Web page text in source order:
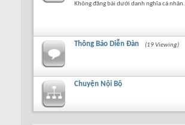
Không đăng bài dưới danh nghĩa cá nhân.
Thông Báo Diễn Đàn (19 Viewing)
Chuyện Nội Bộ